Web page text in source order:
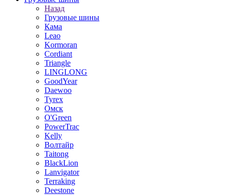
Назад
Грузовые шины
Кама
Leao
Kormoran
Cordiant
Triangle
LINGLONG
GoodYear
Daewoo
Tyrex
Омск
O'Green
PowerTrac
Kelly
Волтайр
Taitong
BlackLion
Lanvigator
Terraking
Deestone